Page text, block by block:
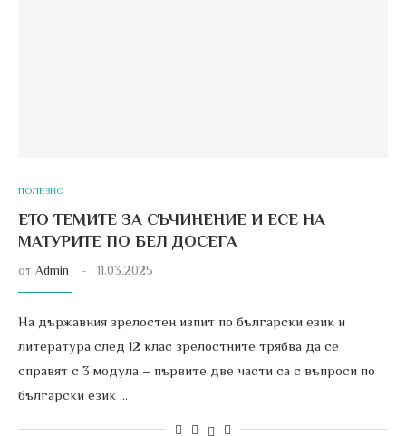
ПОЛЕЗНО
ЕТО ТЕМИТЕ ЗА СЪЧИНЕНИЕ И ЕСЕ НА
МАТУРИТЕ ПО БЕЛ ДОСЕГА
от Admin 11.03.2025
На държавния зрелостен изпит по български език и
литература след 12 клас зрелостните трябва да се
справят с 3 модула – първите две части са с въпроси по
български език …